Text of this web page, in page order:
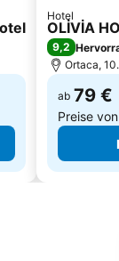
Hotel
OLİVİA
9,2
Ortaca,
ab 79 €
Preise von